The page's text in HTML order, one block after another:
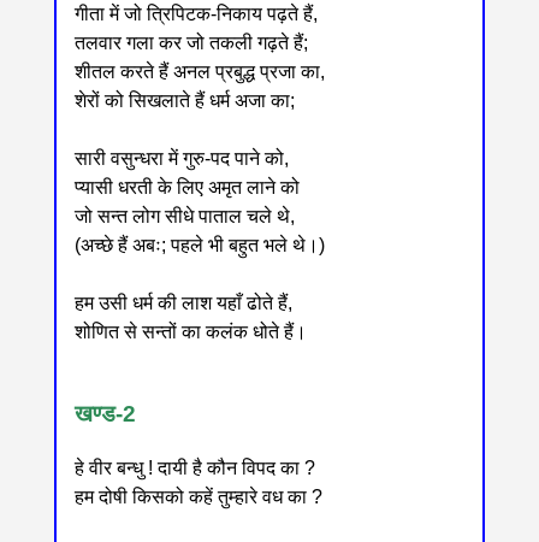
गीता में जो त्रिपिटक-निकाय पढ़ते हैं,
तलवार गला कर जो तकली गढ़ते हैं;
शीतल करते हैं अनल प्रबुद्ध प्रजा का,
शेरों को सिखलाते हैं धर्म अजा का;
सारी वसुन्धरा में गुरु-पद पाने को,
प्यासी धरती के लिए अमृत लाने को
जो सन्त लोग सीधे पाताल चले थे,
(अच्छे हैं अबः; पहले भी बहुत भले थे।)
हम उसी धर्म की लाश यहाँ ढोते हैं,
शोणित से सन्तों का कलंक धोते हैं।
खण्ड-2
हे वीर बन्धु ! दायी है कौन विपद का ?
हम दोषी किसको कहें तुम्हारे वध का ?